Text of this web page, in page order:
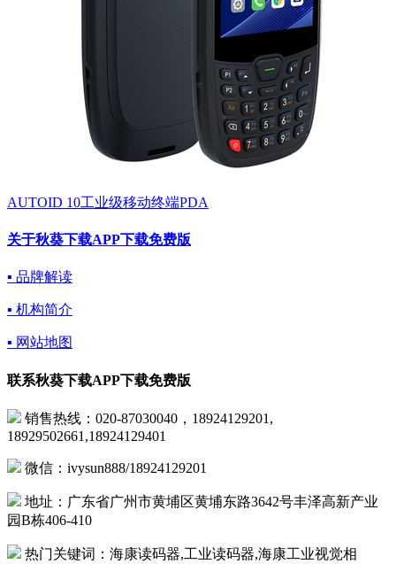
AUTOID 10工业级移动终端PDA
关于秋葵下载APP下载免费版
▪ 品牌解读
▪ 机构简介
▪ 网站地图
联系秋葵下载APP下载免费版
销售热线：020-87030040，18924129201,
18929502661,18924129401
微信：ivysun888/18924129201
地址：广东省广州市黄埔区黄埔东路3642号丰泽高新产业
园B栋406-410
热门关键词：海康读码器,工业读码器,海康工业视觉相